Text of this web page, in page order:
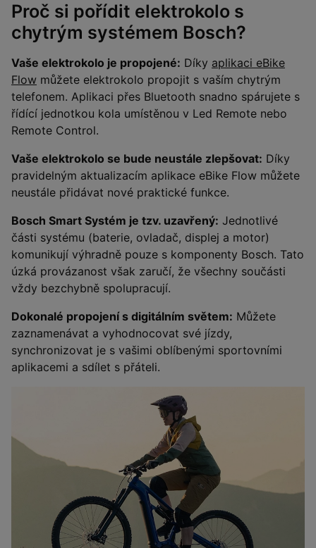
Proč si pořídit elektrokolo s
chytrým systémem Bosch?
Vaše elektrokolo je propojené: Díky aplikaci eBike
Flow můžete elektrokolo propojit s vaším chytrým
telefonem. Aplikaci přes Bluetooth snadno spárujete s
řídící jednotkou kola umístěnou v Led Remote nebo
Remote Control.
Vaše elektrokolo se bude neustále zlepšovat: Díky
pravidelným aktualizacím aplikace eBike Flow můžete
neustále přidávat nové praktické funkce.
Bosch Smart Systém je tzv. uzavřený: Jednotlivé
části systému (baterie, ovladač, displej a motor)
komunikují výhradně pouze s komponenty Bosch. Tato
úzká provázanost však zaručí, že všechny součásti
vždy bezchybně spolupracují.
Dokonalé propojení s digitálním světem: Můžete
zaznamenávat a vyhodnocovat své jízdy,
synchronizovat je s vašimi oblíbenými sportovními
aplikacemi a sdílet s přáteli.